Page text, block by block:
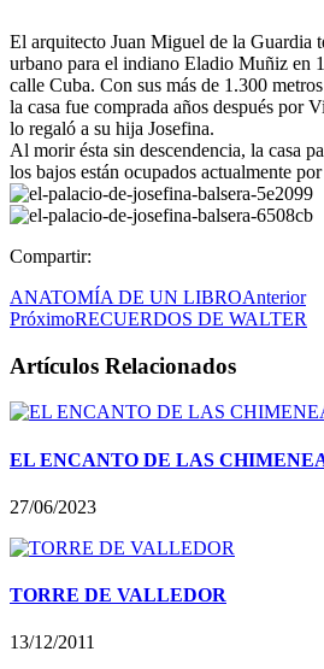
El arquitecto Juan Miguel de la Guardia
urbano para el indiano Eladio Muñiz en
calle Cuba. Con sus más de 1.300
la casa fue comprada años después por
lo regaló a su hija Josefina.
Al morir ésta sin descendencia, la casa
los bajos están ocupados actualmente
Compartir:
ANATOMÍA DE UN LIBROAnterior
PróximoRECUERDOS DE WALTER
Artículos Relacionados
EL ENCANTO DE LAS
27/06/2023
TORRE DE VALLEDOR
13/12/2011